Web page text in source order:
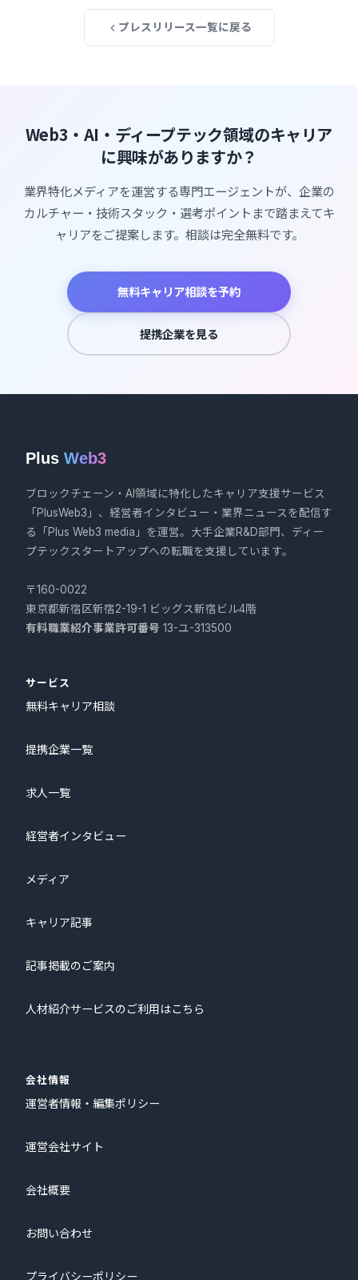
プレスリリース一覧に戻る
Web3・AI・ディープテック領域のキャリア
に興味がありますか？
業界特化メディアを運営する専門エージェントが、企業の
カルチャー・技術スタック・選考ポイントまで踏まえてキ
ャリアをご提案します。相談は完全無料です。
無料キャリア相談を予約
提携企業を見る
Plus Web3
ブロックチェーン・AI領域に特化したキャリア支援サービス
「PlusWeb3」、経営者インタビュー・業界ニュースを配信す
る「Plus Web3 media」を運営。大手企業R&D部門、ディー
プテックスタートアップへの転職を支援しています。
〒160-0022
東京都新宿区新宿2-19-1 ビッグス新宿ビル4階
有料職業紹介事業許可番号 13-ユ-313500
サービス
無料キャリア相談
提携企業一覧
求人一覧
経営者インタビュー
メディア
キャリア記事
記事掲載のご案内
人材紹介サービスのご利用はこちら
会社情報
運営者情報・編集ポリシー
運営会社サイト
会社概要
お問い合わせ
プライバシーポリシー